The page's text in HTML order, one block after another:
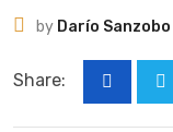
by Darío Sanzobo
Share: